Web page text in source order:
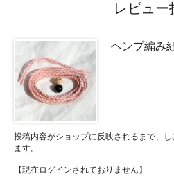
レビュー
ヘンプ編み
投稿内容がショップに反映されるまで、
ます。
【現在ログインされておりません】